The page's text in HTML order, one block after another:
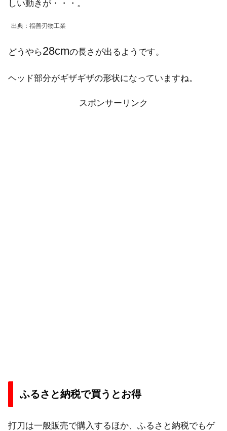
しい動きが・・・。
出典：福善刃物工業
どうやら28cmの長さが出るようです。
ヘッド部分がギザギザの形状になっていますね。
スポンサーリンク
ふるさと納税で買うとお得
打刀は一般販売で購入するほか、ふるさと納税でもゲ